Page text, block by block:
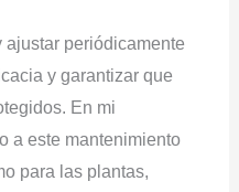
ajustar periódicamente
y garantizar que
En mi
a este mantenimiento
para las plantas,